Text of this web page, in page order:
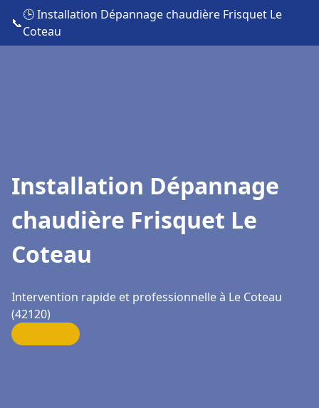
📞
🕒 Installation Dépannage chaudière Frisquet Le
Coteau
Installation Dépannage
chaudière Frisquet Le
Coteau
Intervention rapide et professionnelle à Le Coteau
(42120)